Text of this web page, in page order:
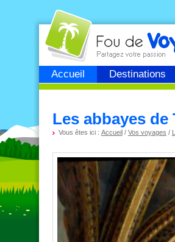
Accueil Destinations
Fou devoyage
Les abbayes de
Vous êtes ici : Accueil/ Vos voyages /